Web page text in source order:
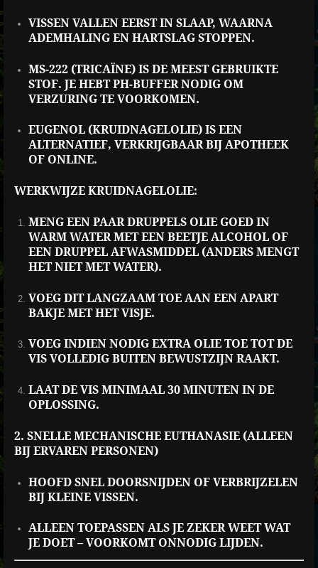
VISSEN VALLEN EERST IN SLAAP, WAARNA
ADEMHALING EN HARTSLAG STOPPEN.
MS-222 (TRICAÏNE) IS DE MEEST GEBRUIKTE
STOF. JE HEBT PH-BUFFER NODIG OM
VERZURING TE VOORKOMEN.
EUGENOL (KRUIDNAGELOLIE) IS EEN
ALTERNATIEF, VERKRIJGBAAR BIJ APOTHEEK
OF ONLINE.
WERKWIJZE KRUIDNAGELOLIE:
MENG EEN PAAR DRUPPELS OLIE GOED IN
WARM WATER MET EEN BEETJE ALCOHOL OF
EEN DRUPPEL AFWASMIDDEL (ANDERS MENGT
HET NIET MET WATER).
VOEG DIT LANGZAAM TOE AAN EEN APART
BAKJE MET HET VISJE.
VOEG INDIEN NODIG EXTRA OLIE TOE TOT DE
VIS VOLLEDIG BUITEN BEWUSTZIJN RAAKT.
LAAT DE VIS MINIMAAL 30 MINUTEN IN DE
OPLOSSING.
2. SNELLE MECHANISCHE EUTHANASIE (ALLEEN
BIJ ERVAREN PERSONEN)
HOOFD SNEL DOORSNIJDEN OF VERBRIJZELEN
BIJ KLEINE VISSEN.
ALLEEN TOEPASSEN ALS JE ZEKER WEET WAT
JE DOET – VOORKOMT ONNODIG LIJDEN.